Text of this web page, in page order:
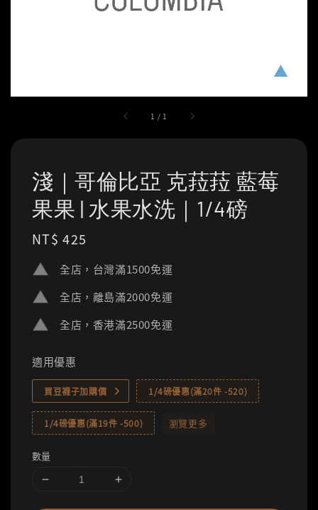
1 / 1
淺｜哥倫比亞 克菈菈 藍莓
果果 | 水果水洗｜1/4磅
Regular
NT$ 425
全店，台灣滿1500免運
全店，離島滿2000免運
全店，香港滿2500免運
適用優惠
買豆襪子加購價 1/4磅優惠(滿20件 -520)
1/4磅優惠(滿19件 -500) 瀏覽更多
數量